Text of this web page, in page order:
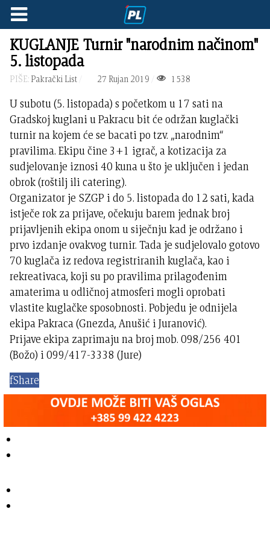
KUGLANJE Turnir "narodnim načinom"
5. listopada
PIŠE: Pakrački List 27 Rujan 2019 1538
U subotu (5. listopada) s početkom u 17 sati na
Gradskoj kuglani u Pakracu bit će održan kuglački
turnir na kojem će se bacati po tzv. „narodnim“
pravilima. Ekipu čine 3+1 igrač, a kotizacija za
sudjelovanje iznosi 40 kuna u što je uključen i jedan
obrok (roštilj ili catering).
Organizator je SZGP i do 5. listopada do 12 sati, kada
istječe rok za prijave, očekuju barem jednak broj
prijavljenih ekipa onom u siječnju kad je održano i
prvo izdanje ovakvog turnir. Tada je sudjelovalo gotovo
70 kuglača iz redova registriranih kuglača, kao i
rekreativaca, koji su po pravilima prilagođenim
amaterima u odličnoj atmosferi mogli oprobati
vlastite kuglačke sposobnosti. Pobjedu je odnijela
ekipa Pakraca (Gnezda, Anušić i Juranović).
Prijave ekipa zaprimaju na broj mob. 098/256 401
(Božo) i 099/417-3338 (Jure)
fShare